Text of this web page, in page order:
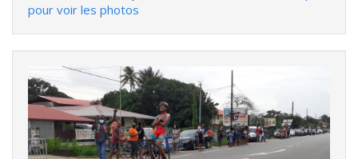
pour voir les photos